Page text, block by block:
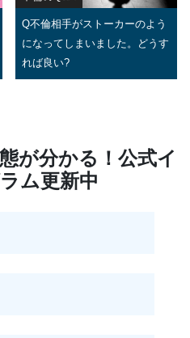
Q不倫相手がストーカーのよう
になってしまいました。どうす
れば良い?
が分かる！公式イ
ム更新中